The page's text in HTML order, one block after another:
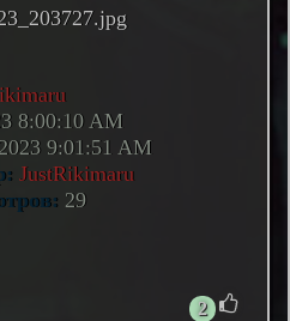
8:00:10 AM
9:01:51 AM
JustRikimaru
29
2